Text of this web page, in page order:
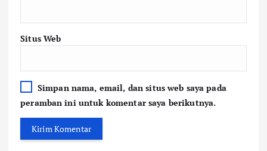
Situs Web
Simpan nama, email, dan situs web saya pada
peramban ini untuk komentar saya berikutnya.